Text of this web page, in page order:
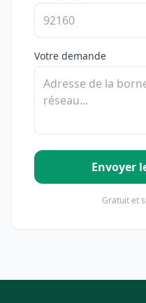
Votre demande
Envoyer
Gratuit et